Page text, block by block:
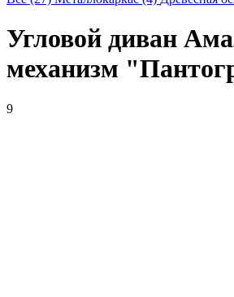
Угловой диван
механизм
9